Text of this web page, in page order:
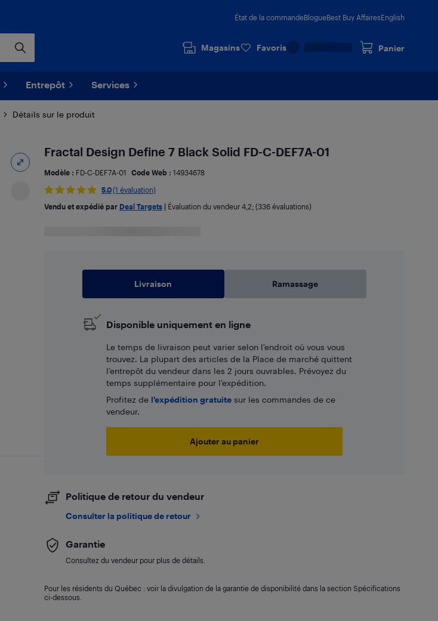
État de la commandeBlogueBest Buy AffairesEnglish
Magasins Favoris Panier
Entrepôt Services
Détails sur le produit
Fractal Design Define 7 Black Solid FD-C-DEF7A-01
Modèle : FD-C-DEF7A-01 Code Web : 14934678
5.0(1 évaluation)
Vendu et expédié par Deal Targets| Évaluation du vendeur 4,2; (336 évaluations)
Livraison Ramassage
Disponible uniquement en ligne
Le temps de livraison peut varier selon l'endroit où vous vous
trouvez. La plupart des articles de la Place de marché quittent
l’entrepôt du vendeur dans les 2 jours ouvrables. Prévoyez du
temps supplémentaire pour l’expédition.
Profitez de l'expédition gratuitesur les commandes de ce
vendeur.
Ajouter au panier
Politique de retour du vendeur
Consulter la politique de retour
Garantie
Consultez du vendeur pour plus de détails.
Pour les résidents du Québec : voir la divulgation de la garantie de disponibilité dans la section Spécifications
ci-dessous.